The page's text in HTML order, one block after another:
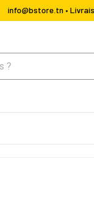
info@bstore.tn •